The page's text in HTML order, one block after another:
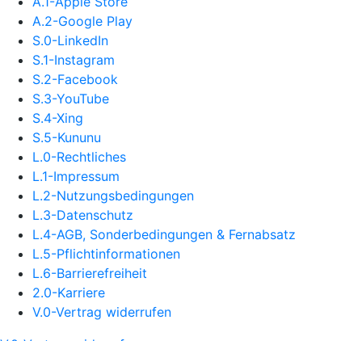
A.2-Google Play
S.0-LinkedIn
S.1-Instagram
S.2-Facebook
S.3-YouTube
S.4-Xing
S.5-Kununu
L.0-Rechtliches
L.1-Impressum
L.2-Nutzungsbedingungen
L.3-Datenschutz
L.4-AGB, Sonderbedingungen & Fernabsatz
L.5-Pflichtinformationen
L.6-Barrierefreiheit
2.0-Karriere
V.0-Vertrag widerrufen